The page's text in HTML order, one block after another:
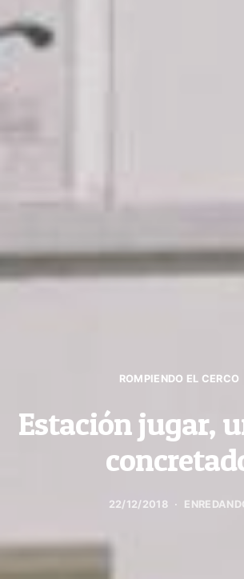
ROMPIENDO EL CERCO
Estación jugar,
22/12/2018